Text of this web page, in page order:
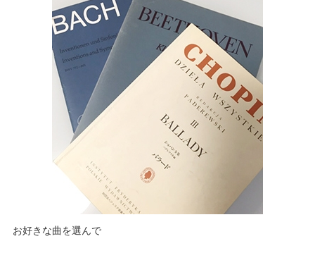
お好きな曲を選んで